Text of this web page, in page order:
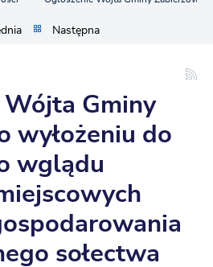
Następna
Wójta Gminy
wyłożeniu do
wglądu
sołectwa